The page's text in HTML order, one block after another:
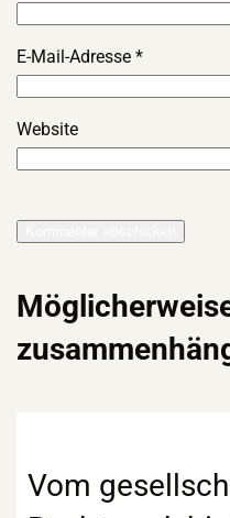
E-Mail-Adresse*
Website
Vom